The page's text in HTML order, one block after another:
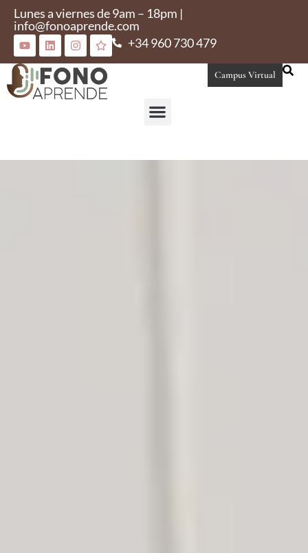
Lunes a viernes de 9am – 18pm |
info@fonoaprende.com
+34 960 730 479
Campus Virtual